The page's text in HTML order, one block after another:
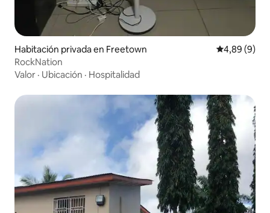
Habitación privada en Freetown Calificación
4,89 (9)
RockNation
Valor · Ubicación · Hospitalidad